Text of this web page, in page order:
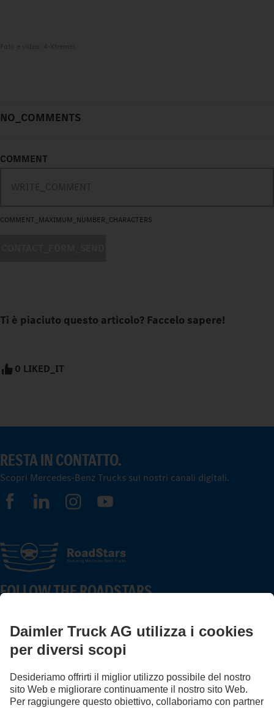
NO_COMMENTS
COMMENT
COMMENT_MAXIMUM_NUMBER_CHARACTERS
Ti è piaciuto questo articolo? Faccelo sapere!
0 LIKED_IT
RESTA IN CONTATTO.
Scopri Mercedes-Benz Trucks sui nostri canali digitali.
FOLLOW THE ROADSTARS.
Sali a bordo